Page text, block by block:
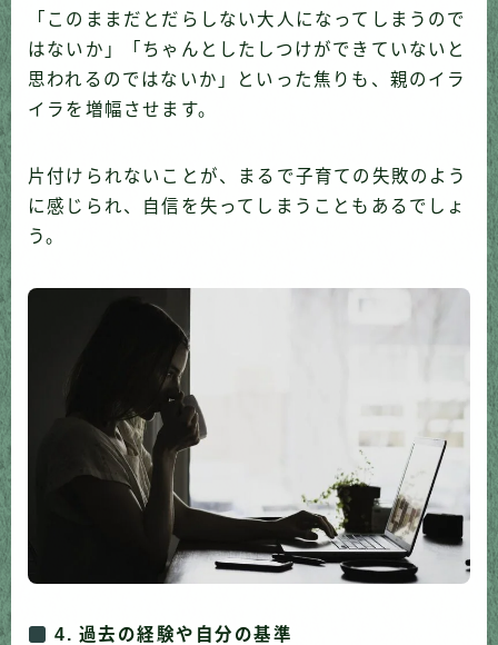
「このままだとだらしない大人になってしまうので
はないか」「ちゃんとしたしつけができていないと
思われるのではないか」といった焦りも、親のイラ
イラを増幅させます。
片付けられないことが、まるで子育ての失敗のよう
に感じられ、自信を失ってしまうこともあるでしょ
う。
4. 過去の経験や自分の基準